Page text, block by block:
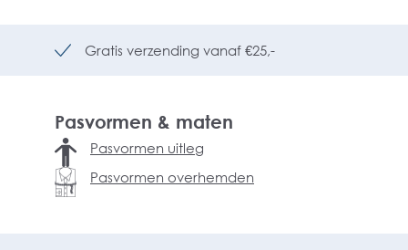
Gratis verzending vanaf €25,-
Pasvormen & maten
Pasvormen uitleg
Pasvormen overhemden